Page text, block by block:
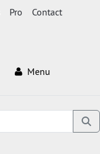
Pro Contact
Menu